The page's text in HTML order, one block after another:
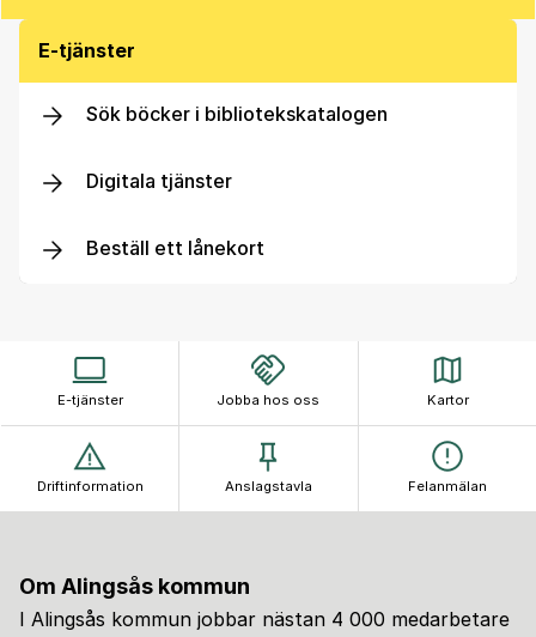
E-tjänster
Sök böcker i bibliotekskatalogen
Digitala tjänster
Beställ ett lånekort
E-tjänster Jobba hos oss Kartor
Driftinformation Anslagstavla Felanmälan
Om Alingsås kommun
I Alingsås kommun jobbar nästan 4 000 medarbetare